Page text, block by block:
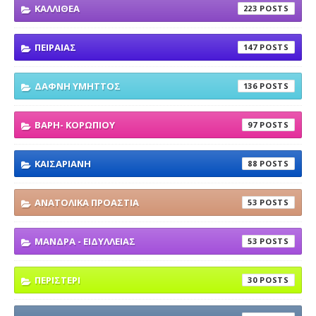
ΚΑΛΛΙΘΕΑ 223
ΠΕΙΡΑΙΑΣ 147
ΔΑΦΝΗ ΥΜΗΤΤΟΣ 136
ΒΑΡΗ- ΚΟΡΩΠΙΟΥ 97
ΚΑΙΣΑΡΙΑΝΗ 88
ΑΝΑΤΟΛΙΚΑ ΠΡΟΑΣΤΙΑ 53
ΜΑΝΔΡΑ - ΕΙΔΥΛΛΕΙΑΣ 53
ΠΕΡΙΣΤΕΡΙ 30